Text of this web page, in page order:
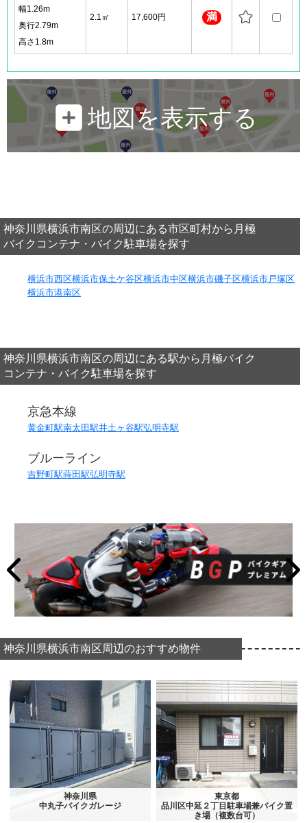
幅1.26m
奥行2.79m
高さ1.8m
2.1㎡ 17,600円 満
地図を表示する
神奈川県横浜市南区の周辺にある市区町村から月極
バイクコンテナ・バイク駐車場を探す
横浜市西区横浜市保土ケ谷区横浜市中区横浜市磯子区横浜市戸塚区
横浜市港南区
神奈川県横浜市南区の周辺にある駅から月極バイク
コンテナ・バイク駐車場を探す
京急本線
黄金町駅南太田駅井土ヶ谷駅弘明寺駅
ブルーライン
吉野町駅蒔田駅弘明寺駅
神奈川県横浜市南区周辺のおすすめ物件
神奈川県
中丸子バイクガレージ
東京都
品川区中延２丁目駐車場兼バイク置
き場（複数台可）